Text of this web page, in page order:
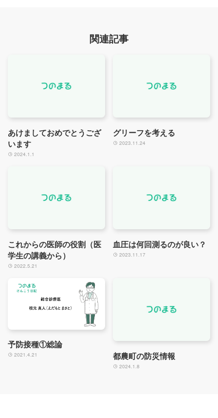
関連記事
あけましておめでとうござ
います
2024.1.1
グリーフを考える
2023.11.24
これからの医師の役割（医
学生の講義から）
2022.5.21
血圧は何回測るのが良い？
2023.11.17
予防接種①総論
2021.4.21 都農町の防災情報
2024.1.8